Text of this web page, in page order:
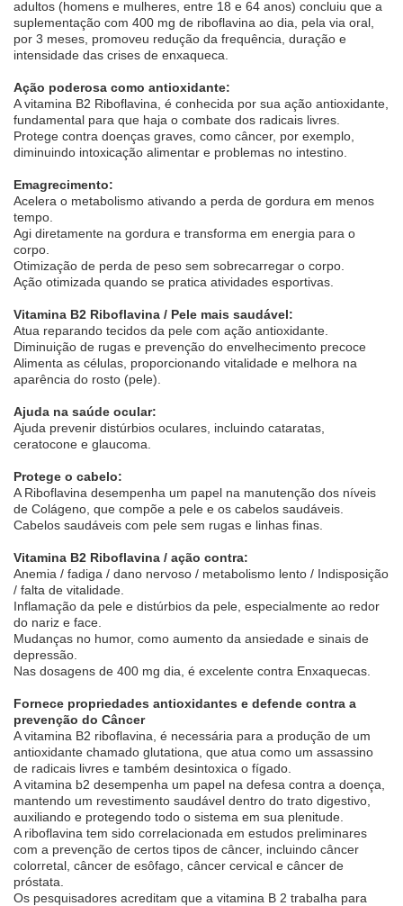
adultos (homens e mulheres, entre 18 e 64 anos) concluiu que a
suplementação com 400 mg de riboflavina ao dia, pela via oral,
por 3 meses, promoveu redução da frequência, duração e
intensidade das crises de enxaqueca.
Ação poderosa como antioxidante:
A vitamina B2 Riboflavina, é conhecida por sua ação antioxidante,
fundamental para que haja o combate dos radicais livres.
Protege contra doenças graves, como câncer, por exemplo,
diminuindo intoxicação alimentar e problemas no intestino.
Emagrecimento:
Acelera o metabolismo ativando a perda de gordura em menos
tempo.
Agi diretamente na gordura e transforma em energia para o
corpo.
Otimização de perda de peso sem sobrecarregar o corpo.
Ação otimizada quando se pratica atividades esportivas.
Vitamina B2 Riboflavina / Pele mais saudável:
Atua reparando tecidos da pele com ação antioxidante.
Diminuição de rugas e prevenção do envelhecimento precoce
Alimenta as células, proporcionando vitalidade e melhora na
aparência do rosto (pele).
Ajuda na saúde ocular:
Ajuda prevenir distúrbios oculares, incluindo cataratas,
ceratocone e glaucoma.
Protege o cabelo:
A Riboflavina desempenha um papel na manutenção dos níveis
de Colágeno, que compõe a pele e os cabelos saudáveis.
Cabelos saudáveis com pele sem rugas e linhas finas.
Vitamina B2 Riboflavina / ação contra:
Anemia / fadiga / dano nervoso / metabolismo lento / Indisposição
/ falta de vitalidade.
Inflamação da pele e distúrbios da pele, especialmente ao redor
do nariz e face.
Mudanças no humor, como aumento da ansiedade e sinais de
depressão.
Nas dosagens de 400 mg dia, é excelente contra Enxaquecas.
Fornece propriedades antioxidantes e defende contra a
prevenção do Câncer
A vitamina B2 riboflavina, é necessária para a produção de um
antioxidante chamado glutationa, que atua como um assassino
de radicais livres e também desintoxica o fígado.
A vitamina b2 desempenha um papel na defesa contra a doença,
mantendo um revestimento saudável dentro do trato digestivo,
auxiliando e protegendo todo o sistema em sua plenitude.
A riboflavina tem sido correlacionada em estudos preliminares
com a prevenção de certos tipos de câncer, incluindo câncer
colorretal, câncer de esôfago, câncer cervical e câncer de
próstata.
Os pesquisadores acreditam que a vitamina B 2 trabalha para